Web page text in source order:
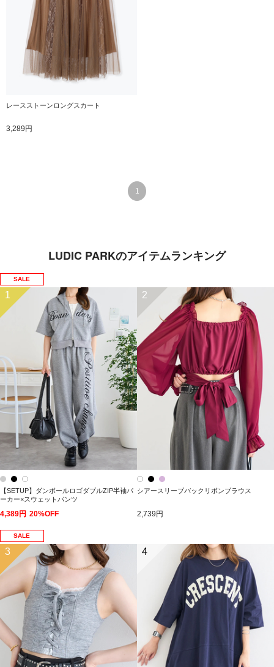
レースストーンロングスカート
3,289円
1
LUDIC PARKのアイテムランキング
SALE
1
【SETUP】ダンボールロゴダブルZIP半袖パ
ーカー×スウェットパンツ
4,389円 20%OFF
2
シアースリーブバックリボンブラウス
2,739円
SALE
3 4